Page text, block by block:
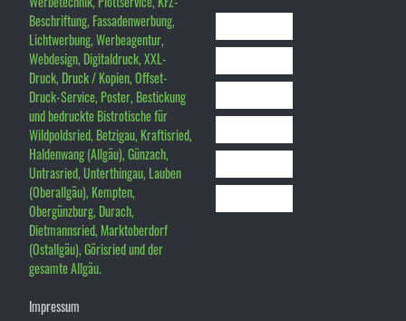
Beschriftung, Fassadenwerbung,
Lichtwerbung, Werbeagentur,
Webdesign, Digitaldruck, XXL-
Druck, Druck / Kopien, Offset-
Druck-Service, Poster, Bestickung
und bedruckte Bistrotische für
Wildpoldsried, Betzigau, Kraftisried,
Haldenwang (Allgäu), Günzach,
Untrasried, Unterthingau, Lauben
(Oberallgäu), Kempten,
Obergünzburg, Durach,
Dietmannsried, Marktoberdorf
(Ostallgäu), Görisried und der
gesamte Allgäu.
Impressum